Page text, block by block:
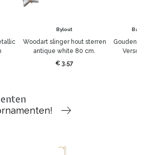
Bylout
Woodart slinger hout sterren
antique white 80 cm.
€ 3.57
Gouden